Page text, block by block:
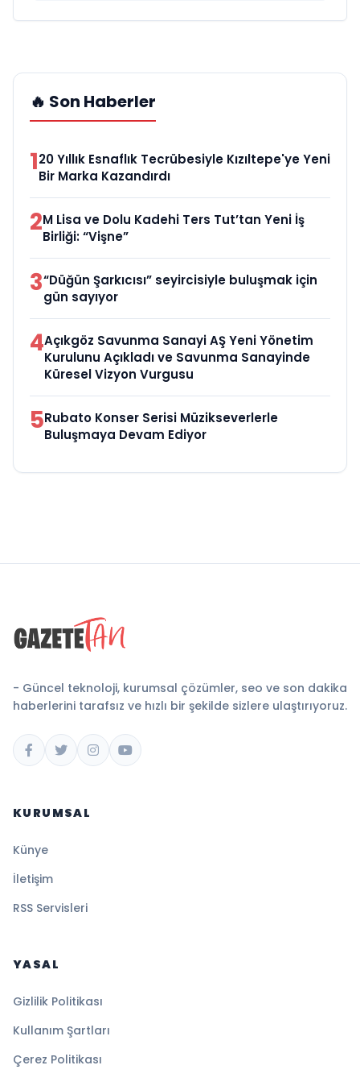
🔥 Son Haberler
120 Yıllık Esnaflık Tecrübesiyle Kızıltepe'ye Yeni
Bir Marka Kazandırdı
2M Lisa ve Dolu Kadehi Ters Tut’tan Yeni İş
Birliği: “Vişne”
3“Düğün Şarkıcısı” seyircisiyle buluşmak için
gün sayıyor
4Açıkgöz Savunma Sanayi AŞ Yeni Yönetim
Kurulunu Açıkladı ve Savunma Sanayinde
Küresel Vizyon Vurgusu
5Rubato Konser Serisi Müzikseverlerle
Buluşmaya Devam Ediyor
- Güncel teknoloji, kurumsal çözümler, seo ve son dakika
haberlerini tarafsız ve hızlı bir şekilde sizlere ulaştırıyoruz.
KURUMSAL
Künye
İletişim
RSS Servisleri
YASAL
Gizlilik Politikası
Kullanım Şartları
Çerez Politikası